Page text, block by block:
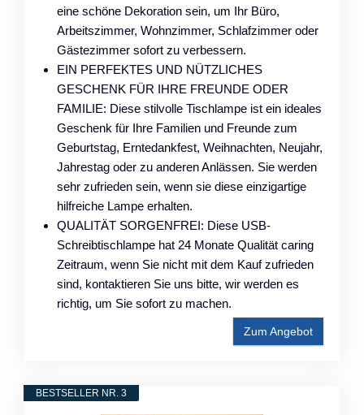
eine schöne Dekoration sein, um Ihr Büro,
Arbeitszimmer, Wohnzimmer, Schlafzimmer oder
Gästezimmer sofort zu verbessern.
EIN PERFEKTES UND NÜTZLICHES
GESCHENK FÜR IHRE FREUNDE ODER
FAMILIE: Diese stilvolle Tischlampe ist ein ideales
Geschenk für Ihre Familien und Freunde zum
Geburtstag, Erntedankfest, Weihnachten, Neujahr,
Jahrestag oder zu anderen Anlässen. Sie werden
sehr zufrieden sein, wenn sie diese einzigartige
hilfreiche Lampe erhalten.
QUALITÄT SORGENFREI: Diese USB-
Schreibtischlampe hat 24 Monate Qualität caring
Zeitraum, wenn Sie nicht mit dem Kauf zufrieden
sind, kontaktieren Sie uns bitte, wir werden es
richtig, um Sie sofort zu machen.
Zum Angebot
BESTSELLER NR. 3